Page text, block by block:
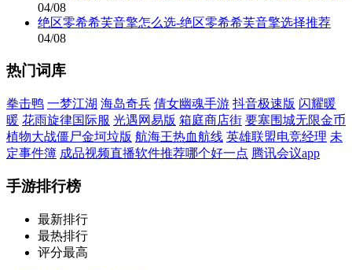
04/08
绝区零希希芙音擎怎么选-绝区零希希芙音擎选择推荐
04/08
热门词库
拳击鸭 一梦江湖 海岛奇兵 倩女幽魂手游 抖音极速版 闪耀暖
暖 花雨旋律国际服 光遇网易版 箱庭商店街 要塞围城无限金币
植物大战僵尸金坷垃版 航海王热血航线 英雄联盟电竞经理 未
定事件簿 成品视频直播软件推荐哪个好一点 腾讯会议app
手游排行榜
最新排行
最热排行
评分最高